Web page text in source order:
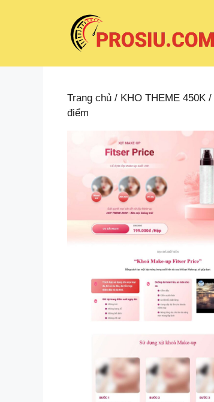
Trang chủ / KHO THEME 450K /
điểm